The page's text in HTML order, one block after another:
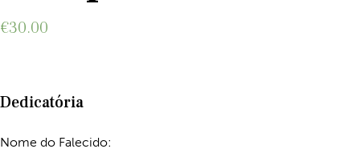
€30.00
Dedicatória
Nome do Falecido: